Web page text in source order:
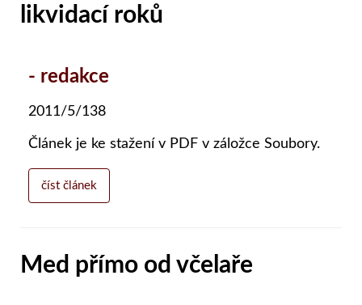
likvidací roků
- redakce
2011/5/138
Článek je ke stažení v PDF v záložce Soubory.
číst článek
Med přímo od včelaře